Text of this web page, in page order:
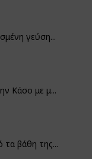
γεύση...
Κάσο με μ...
τα βάθη της...